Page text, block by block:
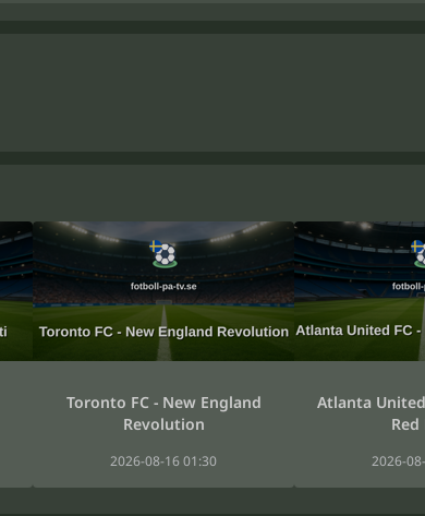
Toronto FC - New England
Revolution
2026-08-16 01:30
Atlanta
Red
2026-